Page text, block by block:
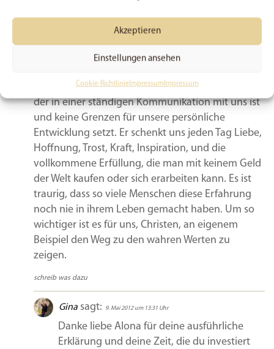
Akzeptieren
Einstellungen ansehen
Cookie-RichtlinieImpressumImpressum
zu spät. Falsche „Schätze“ haben diese Menschen
nicht bereichert, sondern im Gegenteil zerstört.
Was aber meiner Meinung nach unseren Gott von
unterscheidet, ist dass Er ein lebendiger Gott ist,
der in einer ständigen Kommunikation mit uns ist
und keine Grenzen für unsere persönliche
Entwicklung setzt. Er schenkt uns jeden Tag Liebe,
Hoffnung, Trost, Kraft, Inspiration, und die
vollkommene Erfüllung, die man mit keinem Geld
der Welt kaufen oder sich erarbeiten kann. Es ist
traurig, dass so viele Menschen diese Erfahrung
noch nie in ihrem Leben gemacht haben. Um so
wichtiger ist es für uns, Christen, an eigenem
Beispiel den Weg zu den wahren Werten zu
zeigen.
schreib was dazu
Gina sagt: 9. Mai 2012 um 13:31 Uhr
Danke liebe Alona für deine ausführliche
Erklärung und deine Zeit, die du investiert